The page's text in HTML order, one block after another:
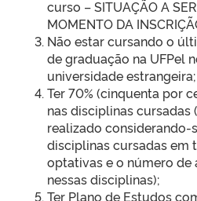
curso – SITUAÇÃO A
MOMENTO DA
Não estar cursando o
de graduação na UFPel
universidade estrangeira;
Ter 70% (cinquenta por
nas disciplinas
realizado considerando-
disciplinas cursadas em
optativas e o número
nessas disciplinas);
Ter Plano de Estudos